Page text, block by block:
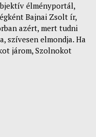
élményportál,
Bajnai Zsolt ír,
azért, mert tudni
szívesen elmondja. Ha
járom, Szolnokot